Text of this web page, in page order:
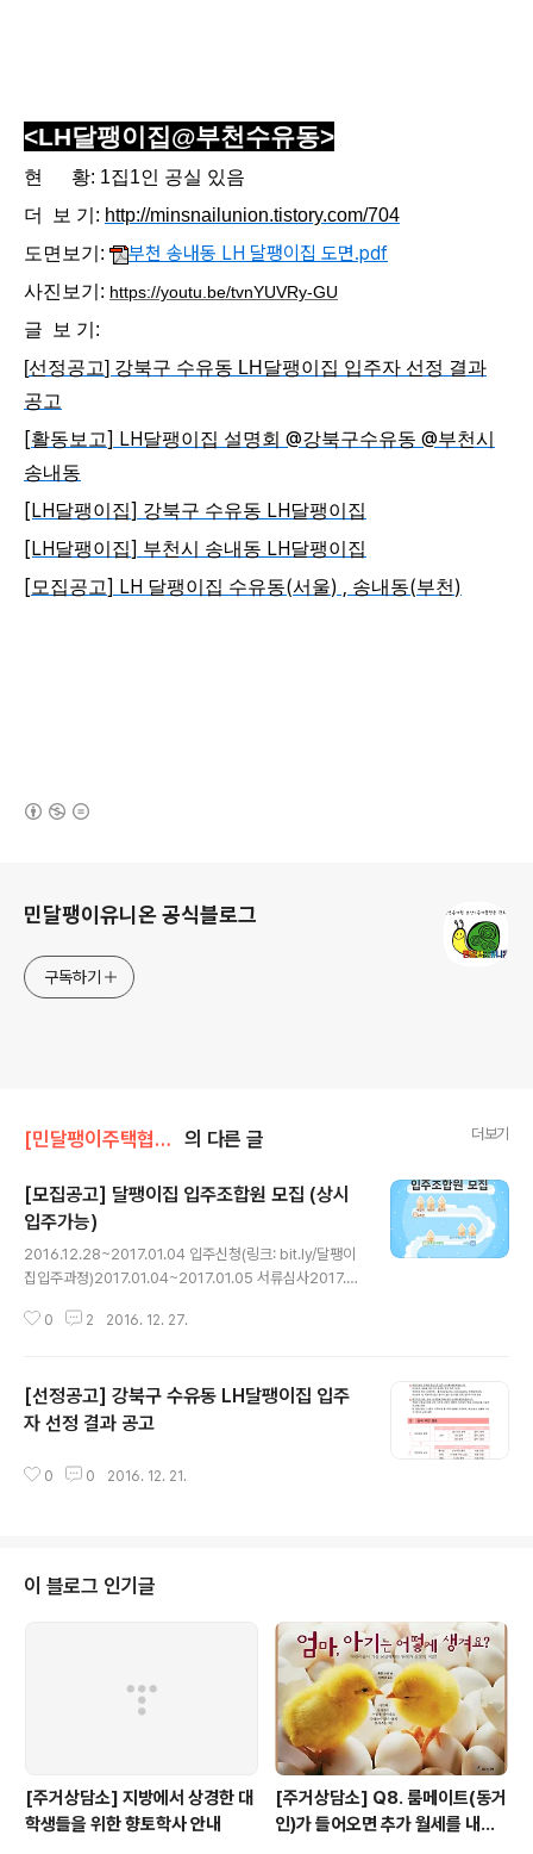
<LH달팽이집@부천수유동>
현 황: 1집1인 공실 있음
더
보 기: http://minsnailunion.tistory.com/704
도면보기:
부천 송내동 LH 달팽이집 도면.pdf
사진보기: https://youtu.be/tvnYUVRy-GU
글 보 기:
[선정공고] 강북구 수유동 LH 달팽이집 입주자 선정 결과
공고
[활동보고] LH달팽이집 설명회 @강북구수유동 @부천시
송내동
[LH달팽이집] 강북구 수유동 LH달팽이집
[LH달팽이집] 부천시 송내동 LH달팽이집
[모집공고] LH 달팽이집 수유동(서울) , 송내동(부천 )
민달팽이유니온 공식블로그
구독하기
[민달팽이주택협동조합]/* 공지사항 의 다른 글 더보기
[모집공고] 달팽이집 입주조합원 모집 (상시
입주가능)
2016.12.28~2017.01.04 입주신청(링크: bit.ly/달팽이
집입주과정)2017.01.04~2017.01.05 서류심사2017.0
회 이상 참여한 만39세 이하 조합원 입주신청>> bit.ly/달
om/707
0 2 2016. 12. 27.
[선정공고] 강북구 수유동 LH달팽이집 입주
자 선정 결과 공고
0 0 2016. 12. 21.
이 블로그 인기글
[주거상담소] 지방에서 상경한 대
학생들을 위한 향토학사 안내
[주거상담소] Q8. 룸메이트(동거
인)가 들어오면 추가 월세를 내야